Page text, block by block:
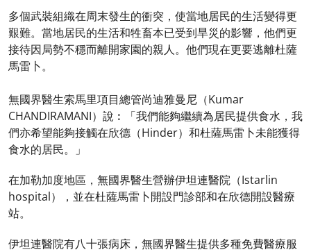
多個武裝組織在周末發生的衝突，使當地居民的生活變得更
艱難。當地居民的生活和牲畜本已受到旱災的影響，他們更
接待因局勢不穩而離開家園的親人。他們現在更要逃離杜薩
馬雷卜。
無國界醫生索馬里項目總管尚迪雅曼尼（Kumar
CHANDIRAMANI）說︰「我們能夠繼續為居民提供食水，我
們亦希望能夠接觸在欣德（Hinder）和杜薩馬雷卜未能獲得
食水的居民。」
在加勒加度地區，無國界醫生營辦伊坦連醫院（Istarlin
hospital），並在杜薩馬雷卜開設門診部和在欣德開設醫療
站。
伊坦連醫院有八十張病床，無國界醫生提供多種免費醫療服